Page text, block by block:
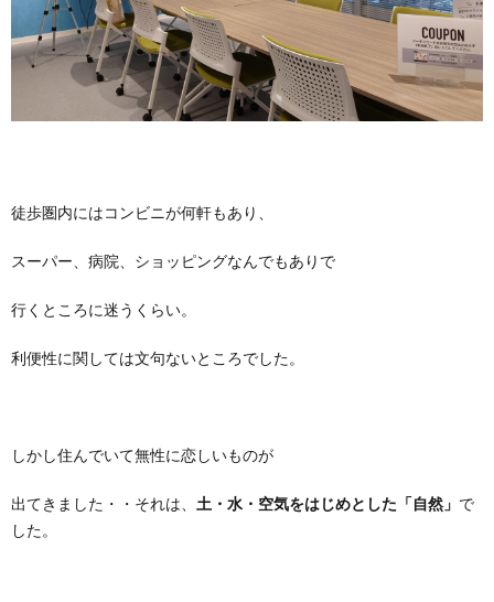
徒歩圏内にはコンビニが何軒もあり、
スーパー、病院、ショッピングなんでもありで
行くところに迷うくらい。
利便性に関しては文句ないところでした。
しかし住んでいて無性に恋しいものが
出てきました・・それは、 土・水・空気をはじめとした「自然」 で
した。